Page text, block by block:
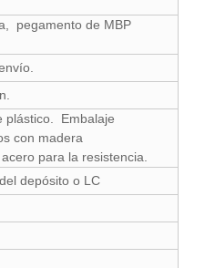
pegamento de MBP
plástico. Embalaje
con madera
para la resistencia.
depósito o LC